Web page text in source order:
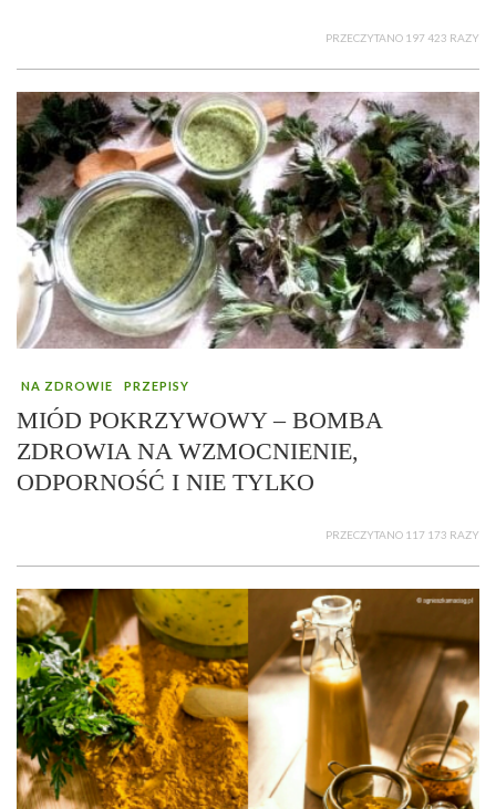
PRZECZYTANO 197 423 RAZY
NA ZDROWIE PRZEPISY
MIÓD POKRZYWOWY – BOMBA
ZDROWIA NA WZMOCNIENIE,
ODPORNOŚĆ I NIE TYLKO
PRZECZYTANO 117 173 RAZY